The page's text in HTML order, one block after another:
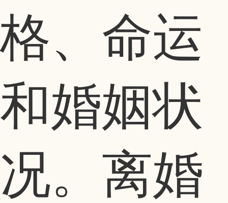
格、命运
和婚姻状
况。离婚